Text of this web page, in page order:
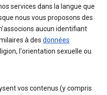
services dans la langue que
nous vous proposons des
aucun identifiant
à des données
l'orientation sexuelle ou
vos contenus (y compris